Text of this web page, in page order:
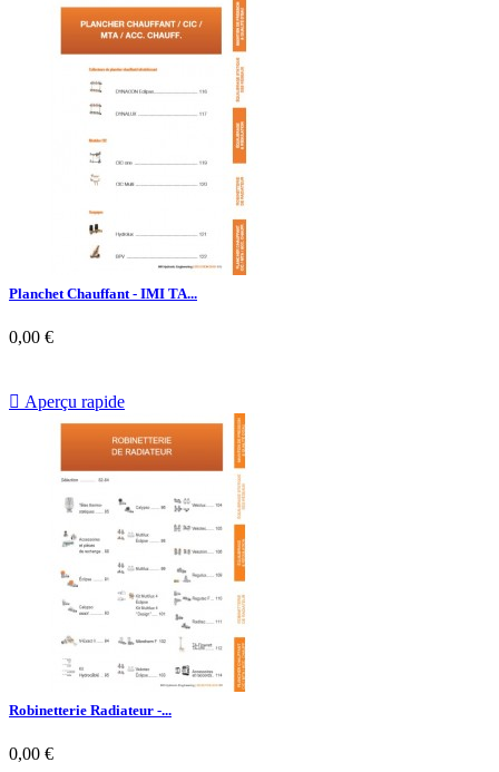
Planchet Chauffant - IMI TA...
0,00 €
 Aperçu rapide
Robinetterie Radiateur -...
0,00 €